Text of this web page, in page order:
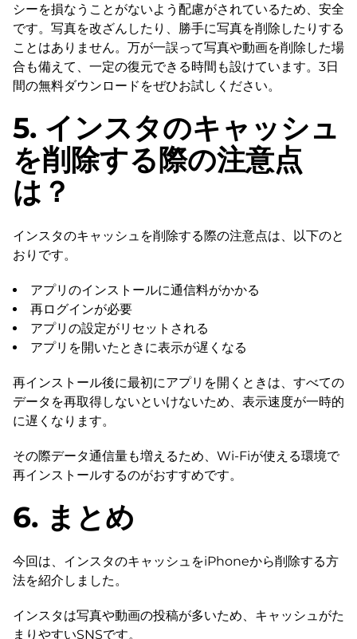
シーを損なうことがないよう配慮がされているため、安全
です。写真を改ざんしたり、勝手に写真を削除したりする
ことはありません。万が一誤って写真や動画を削除した場
合も備えて、一定の復元できる時間も設けています。3日
間の無料ダウンロードをぜひお試しください。
5. インスタのキャッシュ
を削除する際の注意点
は？
インスタのキャッシュを削除する際の注意点は、以下のと
おりです。
アプリのインストールに通信料がかかる
再ログインが必要
アプリの設定がリセットされる
アプリを開いたときに表示が遅くなる
再インストール後に最初にアプリを開くときは、すべての
データを再取得しないといけないため、表示速度が一時的
に遅くなります。
その際データ通信量も増えるため、Wi-Fiが使える環境で
再インストールするのがおすすめです。
6. まとめ
今回は、インスタのキャッシュをiPhoneから削除する方
法を紹介しました。
インスタは写真や動画の投稿が多いため、キャッシュがた
まりやすいSNSです。